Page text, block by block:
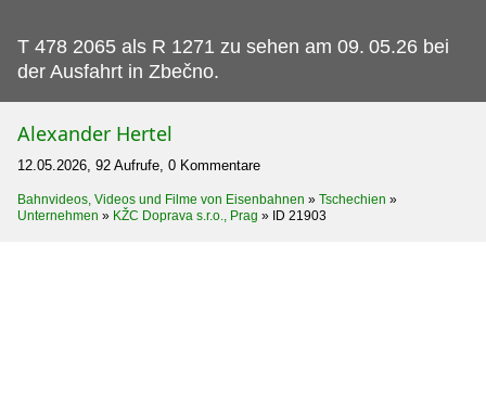
T 478 2065 als R 1271 zu sehen am 09. 05.26 bei
der Ausfahrt in Zbečno.
Alexander Hertel
12.05.2026, 92 Aufrufe, 0 Kommentare
Bahnvideos, Videos und Filme von Eisenbahnen » Tschechien »
Unternehmen » KŽC Doprava s.r.o., Prag » ID 21903